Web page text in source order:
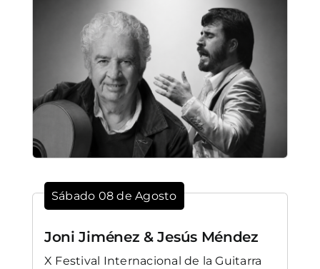
Sábado 08 de Agosto
Joni Jiménez & Jesús Méndez
X Festival Internacional de la Guitarra